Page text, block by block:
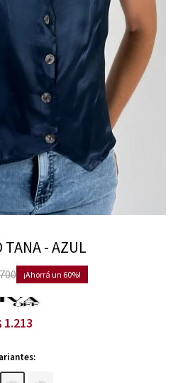
TANA - AZUL
60
1.213